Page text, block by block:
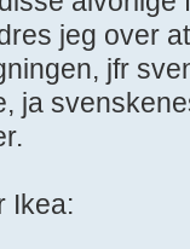
jeg over
jfr
ja
Ikea: